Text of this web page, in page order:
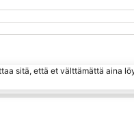
sitä, että et välttämättä aina